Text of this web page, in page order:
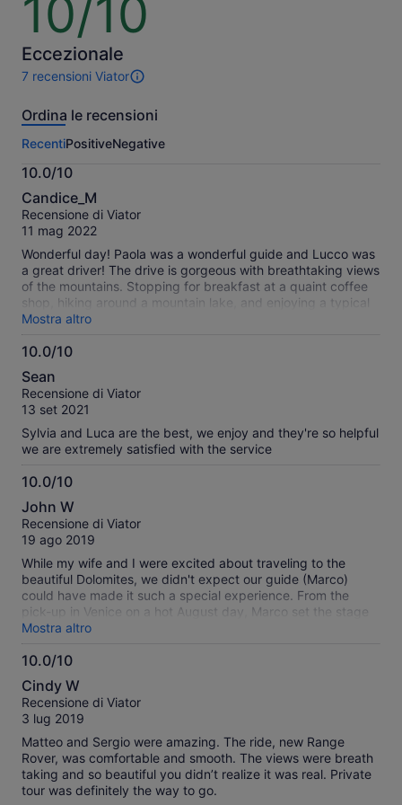
10/10
10
Eccezionale
7 recensioni Viator
7
di
attività.
Maggiori
informazioni
sulle
nostre
recensioni
Ordina le recensioni
RecentiPositiveNegative
10.0/10
10.0
su
10
Candice_M
Recensione di Viator
11 mag 2022
Wonderful day! Paola was a wonderful guide and Lucco was
a great driver! The drive is gorgeous with breathtaking views
of the mountains. Stopping for breakfast at a quaint coffee
shop, hiking around a mountain lake, and enjoying a typical
lunch was all just perfect! Highly recommend!!
Mostra altro
10.0/10
10.0
su
10
Sean
Recensione di Viator
13 set 2021
Sylvia and Luca are the best, we enjoy and they're so helpful
we are extremely satisfied with the service
10.0/10
10.0
su
10
John W
Recensione di Viator
19 ago 2019
While my wife and I were excited about traveling to the
beautiful Dolomites, we didn't expect our guide (Marco)
could have made it such a special experience. From the
pick-up in Venice on a hot August day, Marco set the stage
for a day of learning about the history of Venice and Veneto.
We made plans on the way since it was the first day of Italian
holidays and the traffic was a consideration. So we chose a
We took a leisurely tour through Cortina where we had some
nice italian expresso and Marco jumped into the local bakery
to get us a sampling of the local rye breads. Throughout the
walk we were given a historical overview of the region,
languages and Tyrol influence. It was truly educational. Next
stop, a chair lift to Cinque Torri and a truly spectacular 360
panoramic view of the Dolomites. The day started with some
Mostra altro
10.0/10
10.0
su
10
Cindy W
Recensione di Viator
3 lug 2019
Matteo and Sergio were amazing. The ride, new Range
Rover, was comfortable and smooth. The views were breath
taking and so beautiful you didn’t realize it was real. Private
tour was definitely the way to go.